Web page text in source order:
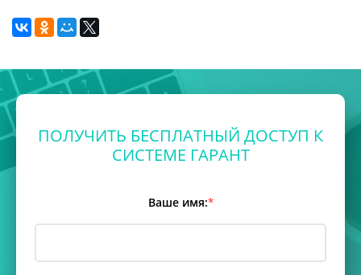
ПОЛУЧИТЬ БЕСПЛАТНЫЙ ДОСТУП К
СИСТЕМЕ ГАРАНТ
Ваше имя:*